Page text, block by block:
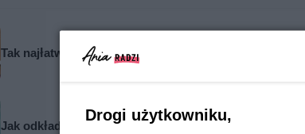
Tak najłatwiej zepsuć ogórki kiszone. Przez ten błąd
Jak odkładać sztućce po posiłku - poznaj zasady
Drogi użytkowniku,